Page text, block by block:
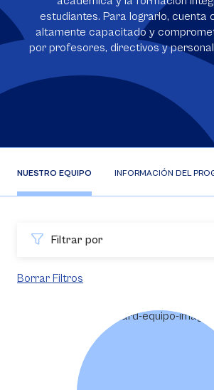
estudiantes. Para lograrlo, cuenta
altamente capacitado y
por profesores, directivos y
NUESTRO EQUIPO INFORMACIÓN DEL
Filtrar por
Borrar Filtros